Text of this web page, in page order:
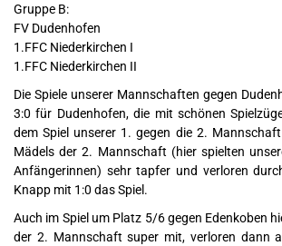
Gruppe B:
FV Dudenhofen
1.FFC Niederkirchen I
1.FFC Niederkirchen II
Die Spiele unserer Mannschaften gegen
3:0 für Dudenhofen, die mit schönen
dem Spiel unserer 1. gegen die 2.
Mädels der 2. Mannschaft (hier spielten
Anfängerinnen) sehr tapfer und verloren
Knapp mit 1:0 das Spiel.
Auch im Spiel um Platz 5/6 gegen Edenkoben
der 2. Mannschaft super mit, verloren dann